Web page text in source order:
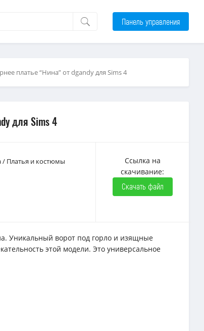
Панель управления
платье “Нина” от dgandy для Sims 4
для Sims 4
/ Платья и костюмы
Ссылка на
скачивание:
Скачать файл
Уникальный ворот под горло и изящные
этой модели. Это универсальное